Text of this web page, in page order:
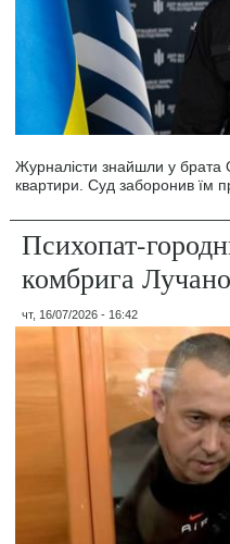
Журналісти знайшли у брата
квартири. Суд заборонив їм
Психопат-
комбрига
чт, 16/07/2026 - 16:42